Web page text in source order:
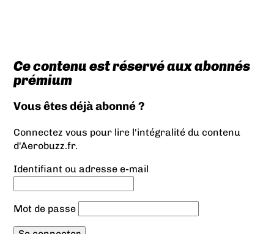
Ce contenu est réservé aux abonnés
prémium
Vous êtes déjà abonné ?
Connectez vous pour lire l'intégralité du contenu
d'Aerobuzz.fr.
Identifiant ou adresse e-mail
Mot de passe